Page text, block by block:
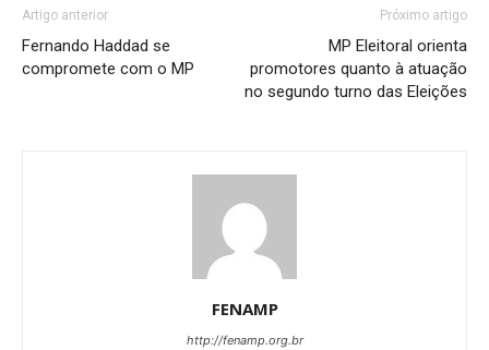
Artigo anterior
Fernando Haddad se
compromete com o MP
Próximo artigo
MP Eleitoral orienta
promotores quanto à atuação
no segundo turno das Eleições
FENAMP
http://fenamp.org.br